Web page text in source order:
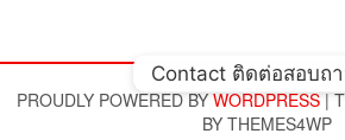
PROUDLY POWERED BYWORDPRESS |
BY THEMES4WP
Contact ติดต่อสอบถ